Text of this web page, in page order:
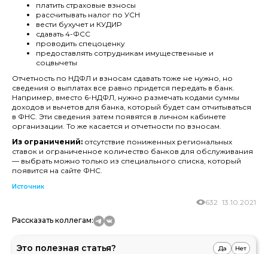
платить страховые взносы
рассчитывать налог по УСН
вести бухучет и КУДИР
сдавать 4-ФСС
проводить спецоценку
предоставлять сотрудникам имущественные и
соцвычеты
Отчетность по НДФЛ и взносам сдавать тоже не нужно, но
сведения о выплатах все равно придется передать в банк.
Например, вместо 6-НДФЛ, нужно размечать кодами суммы
доходов и вычетов для банка, который будет сам отчитываться
в ФНС. Эти сведения затем появятся в личном кабинете
организации. То же касается и отчетности по взносам.
Из ограничений: отсутствие пониженных региональных
ставок и ограниченное количество банков для обслуживания
— выбрать можно только из специального списка, который
появится на сайте ФНС.
Источник
13.10.2021
632
Рассказать коллегам:
Это полезная статья? Да Нет